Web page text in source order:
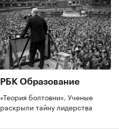
РБК Образование
«Теория болтовни». Ученые
раскрыли тайну лидерства